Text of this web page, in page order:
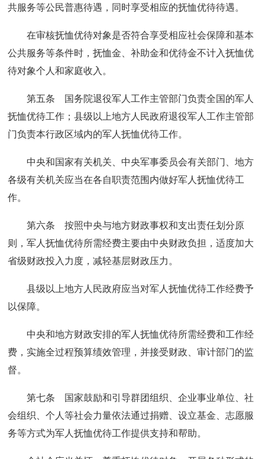
共服务等公民普惠待遇，同时享受相应的抚恤优待待遇。
在审核抚恤优待对象是否符合享受相应社会保障和基本
公共服务等条件时，抚恤金、补助金和优待金不计入抚恤优
待对象个人和家庭收入。
第五条 国务院退役军人工作主管部门负责全国的军人
抚恤优待工作；县级以上地方人民政府退役军人工作主管部
门负责本行政区域内的军人抚恤优待工作。
中央和国家有关机关、中央军事委员会有关部门、地方
各级有关机关应当在各自职责范围内做好军人抚恤优待工
作。
第六条 按照中央与地方财政事权和支出责任划分原
则，军人抚恤优待所需经费主要由中央财政负担，适度加大
省级财政投入力度，减轻基层财政压力。
县级以上地方人民政府应当对军人抚恤优待工作经费予
以保障。
中央和地方财政安排的军人抚恤优待所需经费和工作经
费，实施全过程预算绩效管理，并接受财政、审计部门的监
督。
第七条 国家鼓励和引导群团组织、企业事业单位、社
会组织、个人等社会力量依法通过捐赠、设立基金、志愿服
务等方式为军人抚恤优待工作提供支持和帮助。